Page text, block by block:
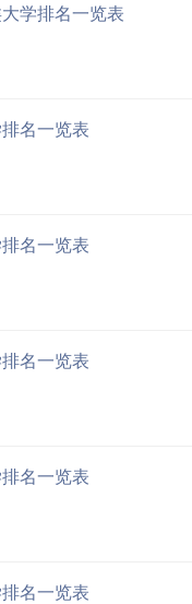
学排名一览表
名一览表
名一览表
名一览表
名一览表
名一览表